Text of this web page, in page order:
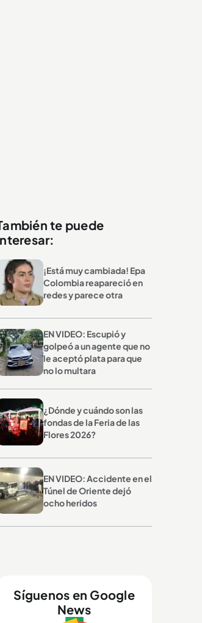
te puede
¡Está muy cambiada! Epa
Colombia reapareció en
redes y parece otra
EN VIDEO: Escupió y
golpeó a un agente que no
le aceptó plata para que
no lo multara
¿Dónde y cuándo son las
fondas de la Feria de las
Flores 2026?
EN VIDEO: Accidente en el
Túnel de Oriente dejó
ocho heridos
Síguenos en Google
News